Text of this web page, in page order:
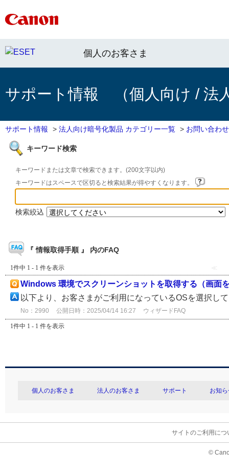
個人のお客さま
サポート情報 （個人向け / 法
サポート情報 > 法人向け暗号化製品 カテゴリー一覧 > お問い合わ
キーワード検索
キーワードまたは文章で検索できます。(200文字以内)
キーワードはスペースで区切ると検索結果が得やすくなります。
検索絞込
『 情報取得手順 』 内のFAQ
1件中 1 - 1 件を表示 ≪
Windows 環境でスクリーンショットを取得する（画面
以下より、お客さまがご利用になっているOSを選択し
No：2990 公開日時：2025/04/14 16:27 ウィザードFAQ
1件中 1 - 1 件を表示
個人のお客さま 法人のお客さま サポート お知
サイトのご利用につ
©